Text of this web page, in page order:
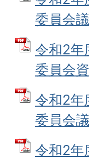
委員会
令和2年
委員会
令和2年
委員会
令和2年